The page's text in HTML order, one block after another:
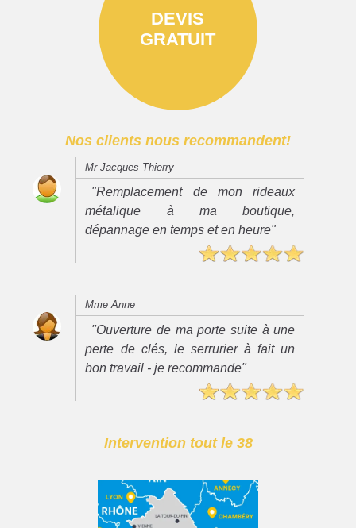
DEVIS
GRATUIT
Nos clients nous recommandent!
Mr Jacques Thierry
"Remplacement de mon rideaux
métalique à ma boutique,
dépannage en temps et en heure"
Mme Anne
"Ouverture de ma porte suite à une
perte de clés, le serrurier à fait un
bon travail - je recommande"
Intervention tout le 38